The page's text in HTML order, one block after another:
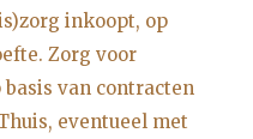
inkoopt, op
Zorg voor
van contracten
eventueel met